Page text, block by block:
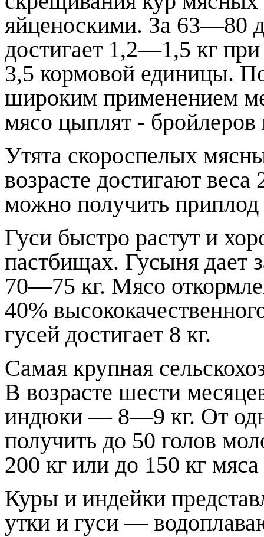
яйценоскими. За 63—80
достигает 1,2—1,5 кг
3,5 кормовой единицы.
широким применением
мясо цыплят -
Утята скороспелых
возрасте достигают
можно получить
Гуси быстро растут и
пастбищах. Гусыня дает
70—75 кг. Мясо
40%
гусей достигает 8 кг.
Самая крупная
В возрасте шести
индюки — 8—9 кг. От
получить до 50 голов
200 кг или до 150 кг
Куры и индейки
утки и гуси —